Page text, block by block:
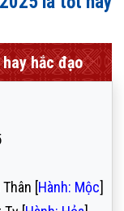
hắc đạo
[Hành: Mộc]